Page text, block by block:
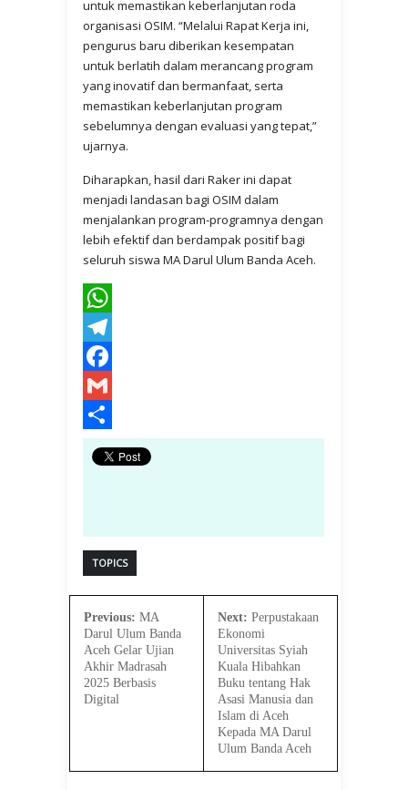
untuk memastikan keberlanjutan roda
organisasi OSIM. “Melalui Rapat Kerja ini,
pengurus baru diberikan kesempatan
untuk berlatih dalam merancang program
yang inovatif dan bermanfaat, serta
memastikan keberlanjutan program
sebelumnya dengan evaluasi yang tepat,”
ujarnya.
Diharapkan, hasil dari Raker ini dapat
menjadi landasan bagi OSIM dalam
menjalankan program-programnya dengan
lebih efektif dan berdampak positif bagi
seluruh siswa MA Darul Ulum Banda Aceh.
WhatsApp
Telegram
Facebook
Gmail
Share
TOPICS
Previous: MA
Darul Ulum Banda
Aceh Gelar Ujian
Akhir Madrasah
2025 Berbasis
Digital
Next: Perpustakaan
Ekonomi
Universitas Syiah
Kuala Hibahkan
Buku tentang Hak
Asasi Manusia dan
Islam di Aceh
Kepada MA Darul
Ulum Banda Aceh